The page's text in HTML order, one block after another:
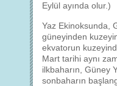
Eylül ayında olur.)
Yaz Ekinoksunda,
güneyinden
ekvatorun
Mart tarihi aynı
ilkbaharın, Güney
sonbaharın